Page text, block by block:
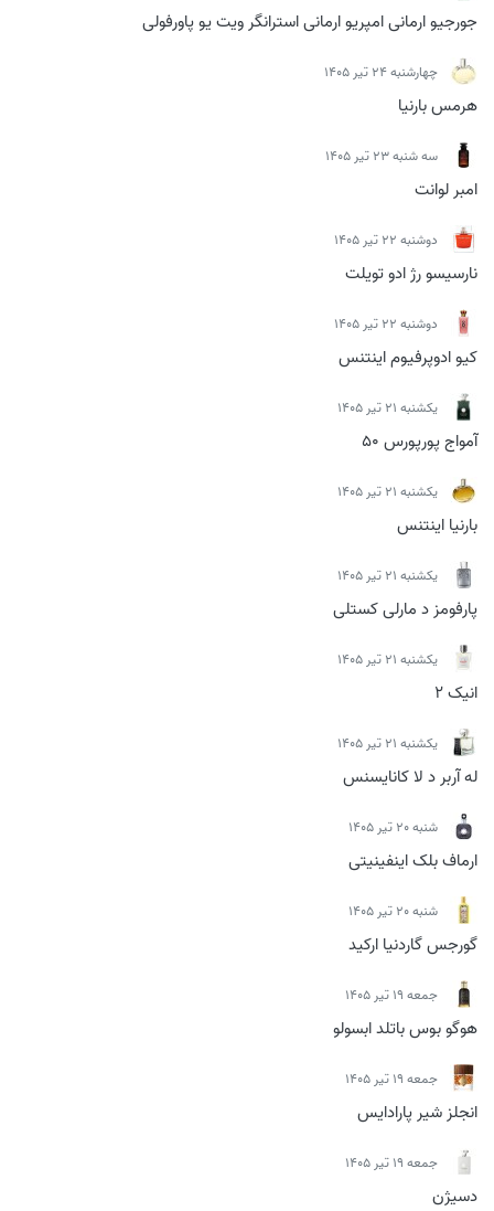
جورجیو ارمانی امپریو ارمانی استرانگر ویت یو پاورفولی
چهارشنبه 24 تیر 1405
هرمس بارنیا
سه شنبه 23 تیر 1405
امبر لوانت
دوشنبه 22 تیر 1405
نارسیسو رژ ادو تویلت
دوشنبه 22 تیر 1405
کیو ادوپرفیوم اینتنس
يكشنبه 21 تیر 1405
آمواج پورپورس 50
يكشنبه 21 تیر 1405
بارنیا اینتنس
يكشنبه 21 تیر 1405
پارفومز د مارلی کستلی
يكشنبه 21 تیر 1405
انیک 2
يكشنبه 21 تیر 1405
له آربر د لا کانایسنس
شنبه 20 تیر 1405
ارماف بلک اینفینیتی
شنبه 20 تیر 1405
گورجس گاردنیا ارکید
جمعه 19 تیر 1405
هوگو بوس باتلد ابسولو
جمعه 19 تیر 1405
انجلز شیر پارادایس
جمعه 19 تیر 1405
دسیژن